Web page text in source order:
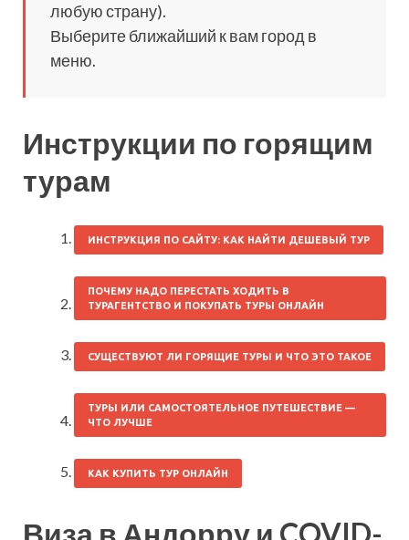
любую страну).
Выберите ближайший к вам город в
меню.
Инструкции по горящим
турам
ИНСТРУКЦИЯ ПО САЙТУ: КАК НАЙТИ ДЕШЕВЫЙ ТУР
ПОЧЕМУ НАДО ПЕРЕСТАТЬ ХОДИТЬ В
ТУРАГЕНТСТВО И ПОКУПАТЬ ТУРЫ ОНЛАЙН
СУЩЕСТВУЮТ ЛИ ГОРЯЩИЕ ТУРЫ И ЧТО ЭТО ТАКОЕ
ТУРЫ ИЛИ САМОСТОЯТЕЛЬНОЕ ПУТЕШЕСТВИЕ —
ЧТО ЛУЧШЕ
КАК КУПИТЬ ТУР ОНЛАЙН
Виза в Андорру и COVID-